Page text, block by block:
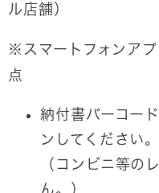
ル店舗）
※スマートフォンア
点
納付書バーコー
ンしてください。
（コンビニ等の
ん。）